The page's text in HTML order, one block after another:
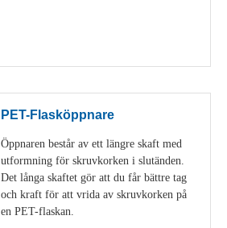
PET-Flasköppnare
Öppnaren består av ett längre skaft med
utformning för skruvkorken i slutänden.
Det långa skaftet gör att du får bättre tag
och kraft för att vrida av skruvkorken på
en PET-flaskan.